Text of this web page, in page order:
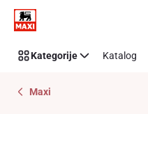
Preskoči link
Kategorije Katalog
Maxi